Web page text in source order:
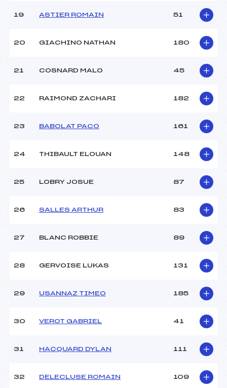
19 ASTIER ROMAIN 51
20 GIACHINO NATHAN 180
21 COSNARD MALO 45
22 RAIMOND ZACHARI 182
23 BABOLAT PACO 161
24 THIBAULT ELOUAN 148
25 LOBRY JOSUE 87
26 SALLES ARTHUR 83
27 BLANC ROBBIE 89
28 GERVOISE LUKAS 131
29 USANNAZ TIMEO 185
30 VEROT GABRIEL 41
31 HACQUARD DYLAN 111
32 DELECLUSE ROMAIN 109